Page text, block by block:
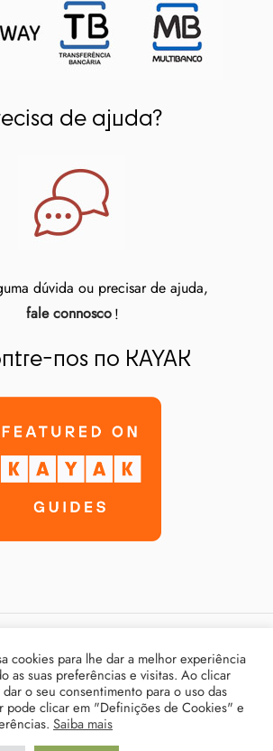
de ajuda?
dúvida ou precisar de ajuda,
fale connosco!
nos no KAYAK
Política de Privacidade
Termos & Condições
Livro de Reclamações
cookies para lhe dar a melhor experiência
as suas preferências e visitas. Ao clicar
o seu consentimento para o uso das
pode clicar em "Definições de Cookies" e
Saiba mais